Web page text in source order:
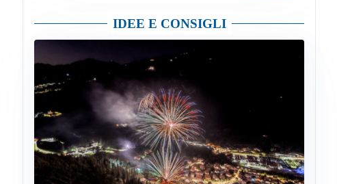
IDEE E CONSIGLI